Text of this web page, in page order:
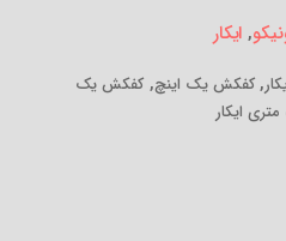
, ایکار
,کفکش یک اینچ, کفکش یک
ایکار